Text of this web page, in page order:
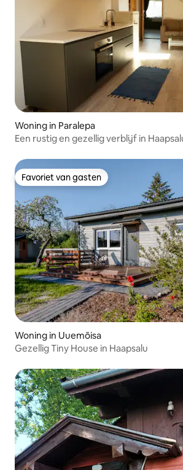
Woning in Paralepa
Een rustig en gezellig verblijf in
Favoriet van gasten
Favoriet van gasten
Woning in Uuemõisa
Gezellig Tiny House in Haapsalu